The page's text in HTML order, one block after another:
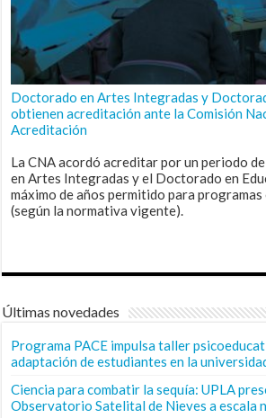
Doctorado en Artes Integradas y
obtienen acreditación ante la Comisión
Acreditación
La CNA acordó acreditar por un periodo
en Artes Integradas y el Doctorado en
máximo de años permitido para
(según la normativa vigente).
Últimas novedades
Programa PACE impulsa taller
adaptación de estudiantes en la
Ciencia para combatir la sequía: UPLA
Observatorio Satelital de Nieves a escala